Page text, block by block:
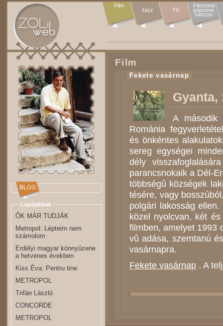
Film
Jazz TV
Filmzene
popzene,
sanzon
Film
Fekete vasárnap
Gyanta,
A má­so­dik
Ro­má­nia
és ön­kén­tes
se­reg egy­sé­gei
dély
pa­rancs­no­ka­ik a Dél-
több­sé­gû köz­sé­gek
té­sé­re, vagy
pol­gá­ri la­ko­sság
kö­zel nyolc­van, két
film­ben, amelyet 1993
vû adá­sa, szem­ta­nú
va­sár­nap­ra.
Fekete vasárnap . A
Legújabbak
ŐK MÁR TUDJÁK
Metropol: Lépteim nem
számolom
Erdélyi magyar könnyûzene
a hetvenes években
Kiss Éva: Pentru tine
METROPOL
Trifán László
CONCORDE
METROPOL